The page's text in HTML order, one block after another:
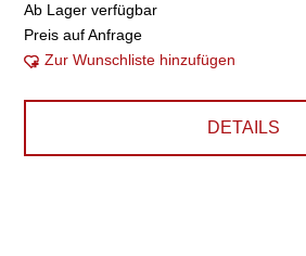
Ab Lager verfügbar
Preis auf Anfrage
Zur Wunschliste hinzufügen
DETAILS